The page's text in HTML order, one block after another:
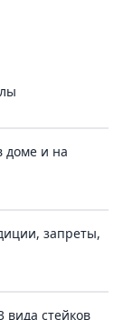
доме и на
запреты,
вида стейков